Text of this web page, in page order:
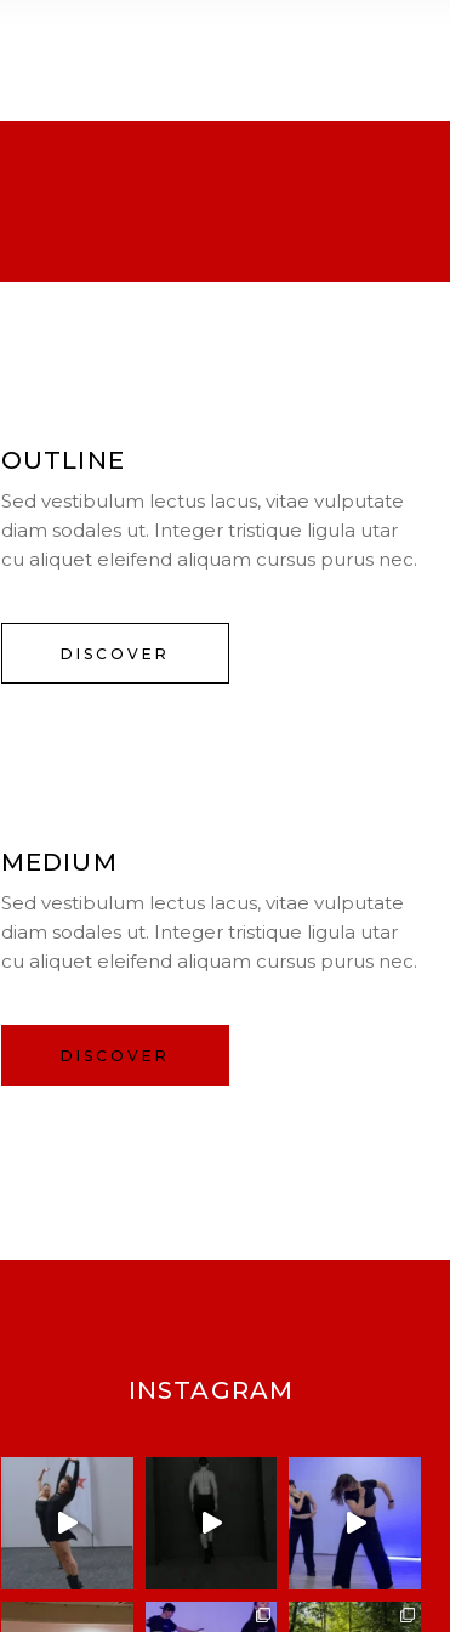
OUTLINE
Sed vestibulum lectus lacus, vitae vulputate
diam sodales ut. Integer tristique ligula utar
cu aliquet eleifend aliquam cursus purus nec.
DISCOVER
MEDIUM
Sed vestibulum lectus lacus, vitae vulputate
diam sodales ut. Integer tristique ligula utar
cu aliquet eleifend aliquam cursus purus nec.
DISCOVER
INSTAGRAM